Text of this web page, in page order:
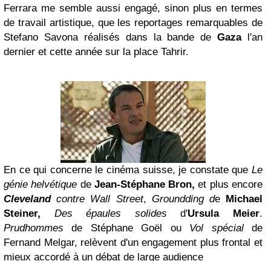
Ferrara me semble aussi engagé, sinon plus en termes
de travail artistique, que les reportages remarquables de
Stefano Savona réalisés dans la bande deGazal'an
dernier et cette année sur la place Tahrir.
En ce qui concerne le cinéma suisse, je constate que Le
génie helvétique de Jean-Stéphane Bron, et plus encore
Clevelandcontre Wall Street, Groundding de Michael
Steiner,
Des épaules solides d'Ursula Meier.
Prudhommes de Stéphane Goël ou Vol spécialde
Fernand Melgar, relèvent d'un engagement plus frontal et
mieux accordé à un débat de large audience